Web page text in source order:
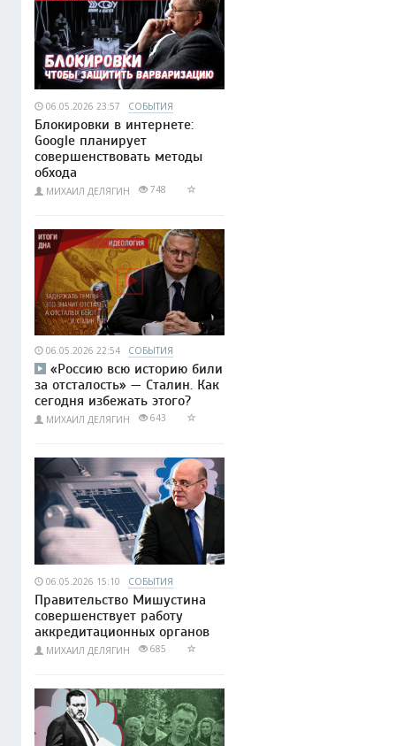
06.05.2026 23:57 СОБЫТИЯ
Блокировки в интернете:
Google планирует
совершенствовать методы
обхода
МИХАИЛ ДЕЛЯГИН 748
06.05.2026 22:54 СОБЫТИЯ
«Россию всю историю били
за отсталость» — Сталин. Как
сегодня избежать этого?
МИХАИЛ ДЕЛЯГИН 643
06.05.2026 15:10 СОБЫТИЯ
Правительство Мишустина
совершенствует работу
аккредитационных органов
МИХАИЛ ДЕЛЯГИН 685